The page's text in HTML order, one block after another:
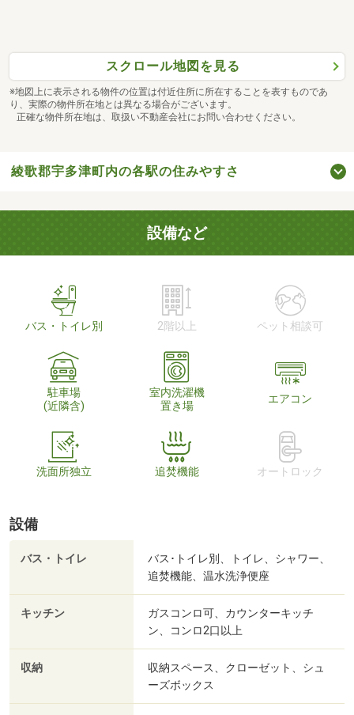
スクロール地図を見る
※地図上に表示される物件の位置は付近住所に所在することを表すものであ
り、実際の物件所在地とは異なる場合がございます。
正確な物件所在地は、取扱い不動産会社にお問い合わせください。
綾歌郡宇多津町内の各駅の住みやすさ
設備など
バス・トイレ別 2階以上 ペット相談可
駐車場
(近隣含)
室内洗濯機
置き場
エアコン
洗面所独立 追焚機能 オートロック
設備
バス・トイレ
バス･トイレ別、トイレ、シャワー、
追焚機能、温水洗浄便座
キッチン
ガスコンロ可、カウンターキッチ
ン、コンロ2口以上
収納
収納スペース、クローゼット、シュ
ーズボックス